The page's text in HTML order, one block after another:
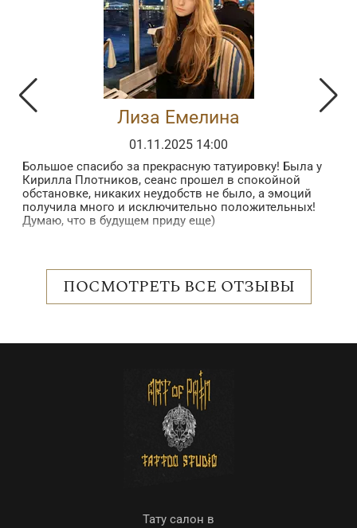
Лиза Емелина
01.11.2025 14:00
Большое спасибо за прекрасную татуировку! Была у
Кирилла Плотников, сеанс прошел в спокойной
обстановке, никаких неудобств не было, а эмоций
получила много и исключительно положительных!
Думаю, что в будущем приду еще)
ПОСМОТРЕТЬ ВСЕ ОТЗЫВЫ
Тату салон в